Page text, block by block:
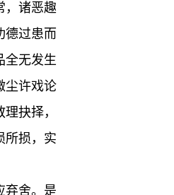
，诸恶趣
德过患而
全无发生
尘许戏论
抉择，
所损，实
弃舍。是